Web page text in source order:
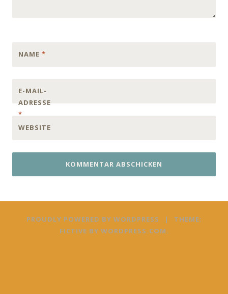
NAME *
E-MAIL-
ADRESSE
*
WEBSITE
PROUDLY POWERED BY WORDPRESS |
THEME:
FICTIVE BY WORDPRESS.COM.